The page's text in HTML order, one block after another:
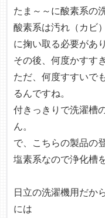
たま～～に酸素系の
酸素系は汚れ（カビ
に掬い取る必要があ
その後、何度かすす
ただ、何度すすいで
るんですね。
付きっきりで洗濯槽
ん。
で、こちらの製品の
塩素系なので浄化槽
日立の洗濯機用だか
には